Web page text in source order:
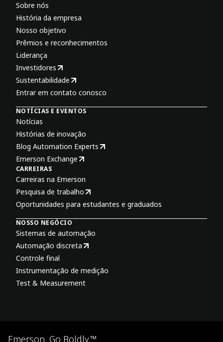
Sobre nós
História da empresa
Nosso objetivo
Prêmios e reconhecimentos
Liderança
Investidores
Sustentabilidade
Entrar em contato conosco
NOTÍCIAS E EVENTOS
Notícias
Histórias de inovação
Blog Automation Experts
Emerson Exchange
CARREIRAS
Carreiras na Emerson
Pesquisa de trabalho
Oportunidades para estudantes e graduados
NOSSO NEGÓCIO
Sistemas de automação
Automação discreta
Controle final
Instrumentação de medição
Test & Measurement
Emerson. Go Boldly.™